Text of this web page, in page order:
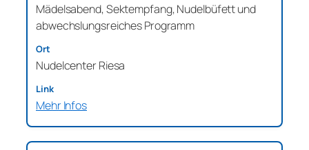
Mädelsabend, Sektempfang, Nudelbüfett und
abwechslungsreiches Programm
Nudelcenter Riesa
Mehr Infos